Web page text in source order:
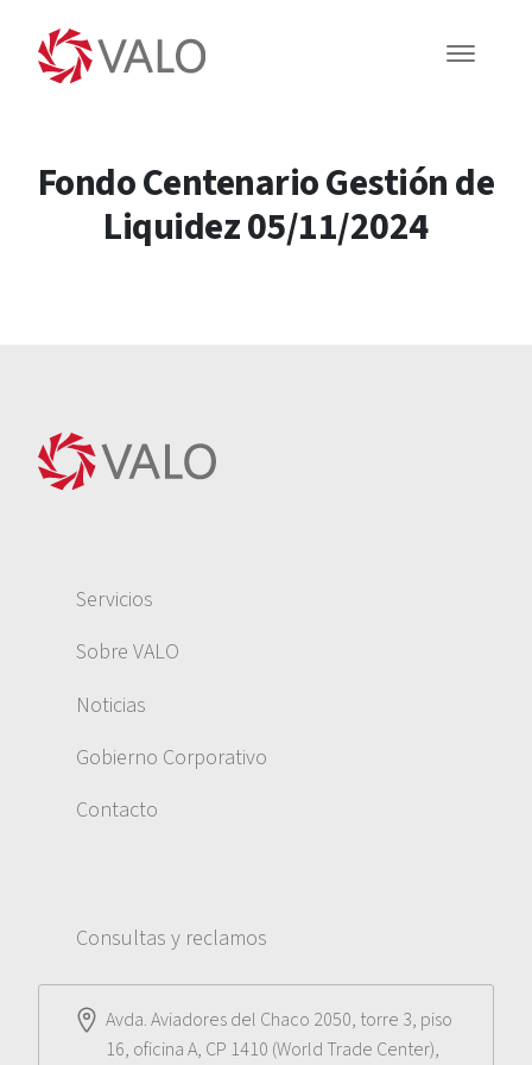
Fondo Centenario Gestión de
Liquidez 05/11/2024
Servicios
Sobre VALO
Noticias
Gobierno Corporativo
Contacto
Consultas y reclamos
Avda. Aviadores del Chaco 2050, torre 3, piso
16, oficina A, CP 1410 (World Trade Center),